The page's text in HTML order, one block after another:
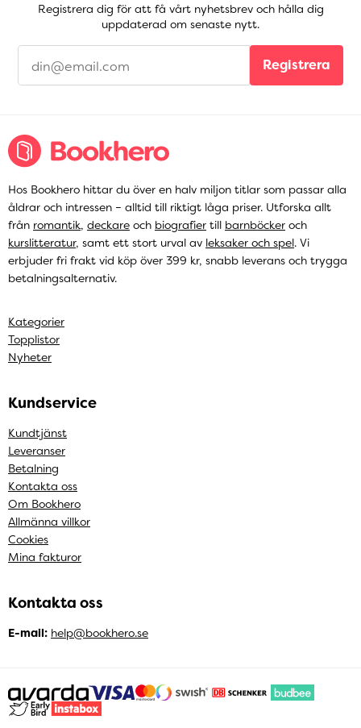
Registrera dig för att få vårt nyhetsbrev och hålla dig
uppdaterad om senaste nytt.
Registrera
Hos Bookhero hittar du över en halv miljon titlar som passar alla
åldrar och intressen – alltid till riktigt låga priser. Utforska allt
från romantik, deckare och biografier till barnböcker och
kurslitteratur, samt ett stort urval av leksaker och spel. Vi
erbjuder fri frakt vid köp över 399 kr, snabb leverans och trygga
betalningsalternativ.
Kategorier
Topplistor
Nyheter
Kundservice
Kundtjänst
Leveranser
Betalning
Kontakta oss
Om Bookhero
Allmänna villkor
Cookies
Mina fakturor
Kontakta oss
E-mail: help@bookhero.se